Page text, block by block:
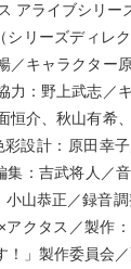
アライブシリー
シリーズディレ
／キャラクター
力：野上武志／
恒介、秋山有希
設計：原田幸
集：吉武将人／
山恭正／録音
アクタス／製作
！」製作委員会